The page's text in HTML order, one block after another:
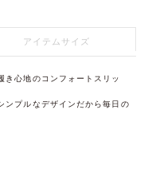
アイテムサイズ
き心地のコンフォートスリッ
ンプルなデザインだから毎日の